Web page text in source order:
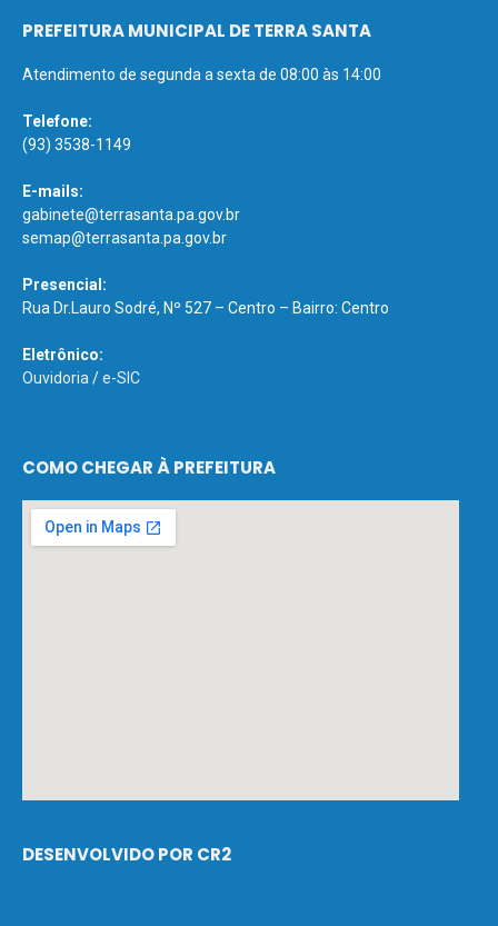
PREFEITURA MUNICIPAL DE TERRA SANTA
Atendimento de segunda a sexta de 08:00 às 14:00
Telefone:
(93) 3538-1149
E-mails:
gabinete@terrasanta.pa.gov.br
semap@terrasanta.pa.gov.br
Presencial:
Rua Dr.Lauro Sodré, Nº 527 – Centro – Bairro: Centro
Eletrônico:
Ouvidoria /e-SIC
COMO CHEGAR À PREFEITURA
DESENVOLVIDO POR CR2